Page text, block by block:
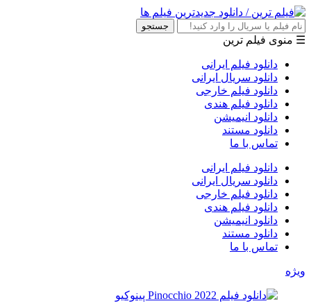
جستجو
☰ منوی فیلم ترین
دانلود فیلم ایرانی
دانلود سریال ایرانی
دانلود فیلم خارجی
دانلود فیلم هندی
دانلود انیمیشن
دانلود مستند
تماس با ما
دانلود فیلم ایرانی
دانلود سریال ایرانی
دانلود فیلم خارجی
دانلود فیلم هندی
دانلود انیمیشن
دانلود مستند
تماس با ما
ویژه